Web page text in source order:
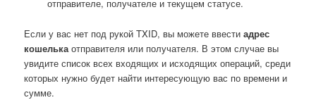
отправителе, получателе и текущем статусе.
Если у вас нет под рукой TXID, вы можете ввестиадрес
кошелька отправителя или получателя. В этом случае вы
увидите список всех входящих и исходящих операций, среди
которых нужно будет найти интересующую вас по времени и
сумме.